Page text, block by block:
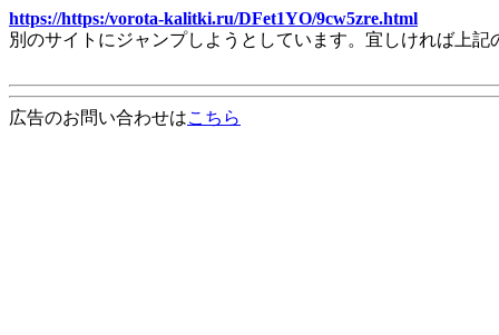
https://https:/vorota-kalitki.ru/DFet1YO/9cw5zre.html
別のサイトにジャンプしようとしています。宜しければ上
広告のお問い合わせはこちら